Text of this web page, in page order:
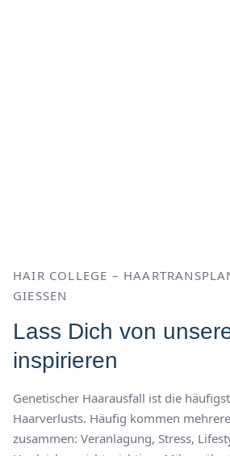
HAIR COLLEGE –
GIESSEN
Lass Dich von
inspirieren
Genetischer Haarausfall ist die
Haarverlusts. Häufig kommen
zusammen: Veranlagung, Stress,